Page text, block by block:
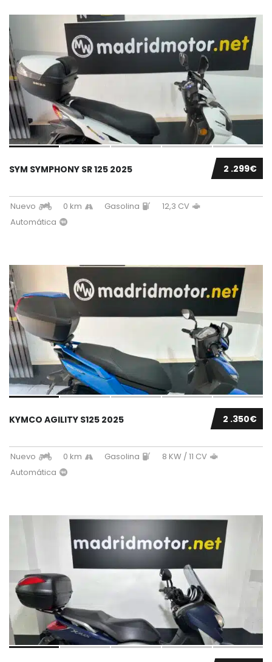
2 .299€
SYM SYMPHONY SR 125 2025
Nuevo 0 km Gasolina
12,3 CV
Automática
2 .350€
KYMCO AGILITY S125 2025
Nuevo 0 km Gasolina
8 KW / 11 CV
Automática